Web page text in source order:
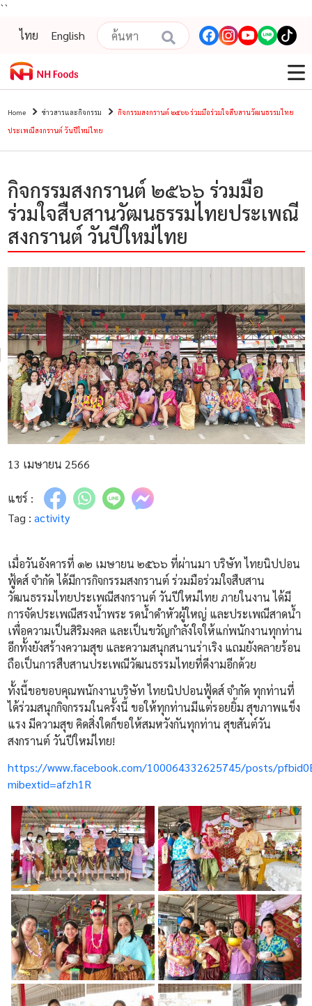
``
ไทย
English
Home ข่าวสารและกิจกรรม
กิจกรรมสงกรานต์ ๒๕๖๖ ร่วมมือร่วมใจสืบสานวัฒนธรรมไทย
ประเพณีสงกรานต์ วันปีใหม่ไทย
กิจกรรมสงกรานต์ ๒๕๖๖ ร่วมมือ
ร่วมใจสืบสานวัฒนธรรมไทยประเพณี
สงกรานต์ วันปีใหม่ไทย
13 เมษายน 2566
แชร์ :
Tag : activity
เมื่อวันอังคารที่ ๑๒ เมษายน ๒๕๖๖ ที่ผ่านมา บริษัท ไทยนิปปอน
ฟู้ดส์ จำกัด ได้มีการกิจกรรมสงกรานต์ ร่วมมือร่วมใจสืบสาน
วัฒนธรรมไทยประเพณีสงกรานต์ วันปีใหม่ไทย ภายในงาน ได้มี
การจัดประเพณีสรงน้ำพระ รดน้ำดำหัวผู้ใหญ่ และประเพณีสาดน้ำ
เพื่อความเป็นสิริมงคล และเป็นขวัญกำลังใจให้แก่พนักงานทุกท่าน
อีกทั้งยังสร้างความสุข และความสนุกสนานร่าเริง แถมยังคลายร้อน
ถือเป็นการสืบสานประเพณีวัฒนธรรมไทยที่ดีงามอีกด้วย
ทั้งนี้ขอขอบคุณพนักงานบริษัท ไทยนิปปอนฟู้ดส์ จำกัด ทุกท่านที่
ได้ร่วมสนุกกิจกรรมในครั้งนี้ ขอให้ทุกท่านมีแต่รอยยิ้ม สุขภาพแข็ง
แรง มีความสุข คิดสิ่งใดก็ขอให้สมหวังกันทุกท่าน สุขสันต์วัน
สงกรานต์ วันปีใหม่ไทย!
https://www.facebook.com/100064332625745/posts/
mibextid=afzh1R